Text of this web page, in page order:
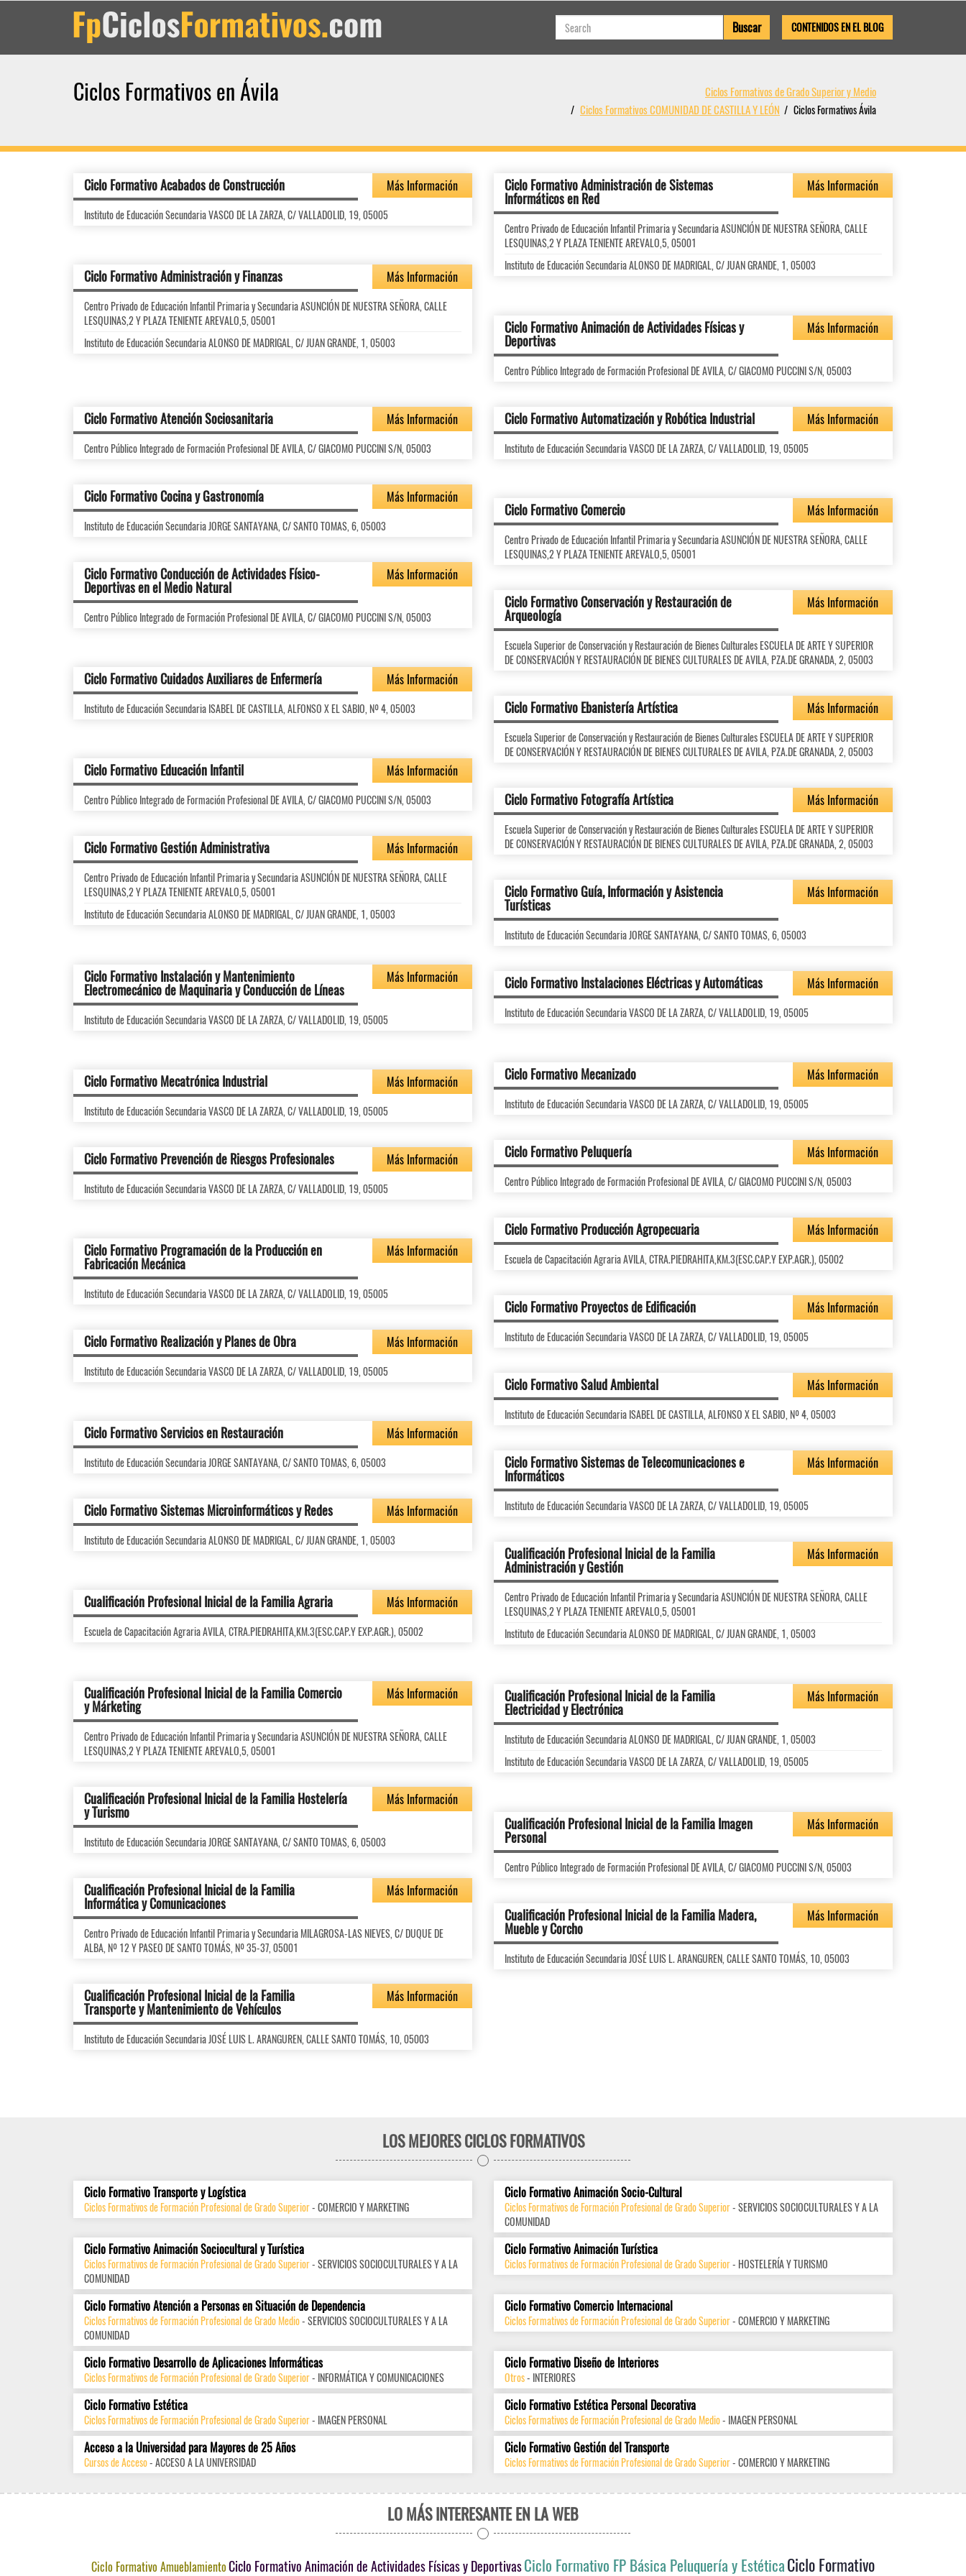
CONTENIDOS EN EL BLOG
Ciclos Formativos en Ávila
Ciclos Formativos de Grado Superior y Medio
Ciclos Formativos COMUNIDAD DE CASTILLA Y LEÓN
Ciclos Formativos Ávila
Ciclo Formativo Acabados de Construcción Más Información
Instituto de Educación Secundaria VASCO DE LA ZARZA, C/ VALLADOLID, 19, 05005
Ciclo Formativo Administración de Sistemas
Informáticos en Red
Más Información
Centro Privado de Educación Infantil Primaria y Secundaria ASUNCIÓN DE NUESTRA SEÑORA, CALLE
LESQUINAS,2 Y PLAZA TENIENTE AREVALO,5, 05001
Instituto de Educación Secundaria ALONSO DE MADRIGAL, C/ JUAN GRANDE, 1, 05003
Ciclo Formativo Administración y Finanzas Más Información
Centro Privado de Educación Infantil Primaria y Secundaria ASUNCIÓN DE NUESTRA SEÑORA, CALLE
LESQUINAS,2 Y PLAZA TENIENTE AREVALO,5, 05001
Instituto de Educación Secundaria ALONSO DE MADRIGAL, C/ JUAN GRANDE, 1, 05003
Ciclo Formativo Animación de Actividades Físicas y
Deportivas
Más Información
Centro Público Integrado de Formación Profesional DE AVILA, C/ GIACOMO PUCCINI S/N, 05003
Ciclo Formativo Atención Sociosanitaria Más Información
Centro Público Integrado de Formación Profesional DE AVILA, C/ GIACOMO PUCCINI S/N, 05003
Ciclo Formativo Automatización y Robótica Industrial Más Información
Instituto de Educación Secundaria VASCO DE LA ZARZA, C/ VALLADOLID, 19, 05005
Ciclo Formativo Cocina y Gastronomía Más Información
Instituto de Educación Secundaria JORGE SANTAYANA, C/ SANTO TOMAS, 6, 05003
Ciclo Formativo Comercio Más Información
Centro Privado de Educación Infantil Primaria y Secundaria ASUNCIÓN DE NUESTRA SEÑORA, CALLE
LESQUINAS,2 Y PLAZA TENIENTE AREVALO,5, 05001
Ciclo Formativo Conducción de Actividades Físico-
Deportivas en el Medio Natural
Más Información
Centro Público Integrado de Formación Profesional DE AVILA, C/ GIACOMO PUCCINI S/N, 05003
Ciclo Formativo Conservación y Restauración de
Arqueología
Más Información
Escuela Superior de Conservación y Restauración de Bienes Culturales ESCUELA DE ARTE Y SUPERIOR
DE CONSERVACIÓN Y RESTAURACIÓN DE BIENES CULTURALES DE AVILA, PZA.DE GRANADA, 2, 05003
Ciclo Formativo Cuidados Auxiliares de Enfermería Más Información
Instituto de Educación Secundaria ISABEL DE CASTILLA, ALFONSO X EL SABIO, Nº 4, 05003 Ciclo Formativo Ebanistería Artística Más Información
Escuela Superior de Conservación y Restauración de Bienes Culturales ESCUELA DE ARTE Y SUPERIOR
DE CONSERVACIÓN Y RESTAURACIÓN DE BIENES CULTURALES DE AVILA, PZA.DE GRANADA, 2, 05003
Ciclo Formativo Educación Infantil Más Información
Centro Público Integrado de Formación Profesional DE AVILA, C/ GIACOMO PUCCINI S/N, 05003 Ciclo Formativo Fotografía Artística Más Información
Escuela Superior de Conservación y Restauración de Bienes Culturales ESCUELA DE ARTE Y SUPERIOR
DE CONSERVACIÓN Y RESTAURACIÓN DE BIENES CULTURALES DE AVILA, PZA.DE GRANADA, 2, 05003
Ciclo Formativo Gestión Administrativa Más Información
Centro Privado de Educación Infantil Primaria y Secundaria ASUNCIÓN DE NUESTRA SEÑORA, CALLE
LESQUINAS,2 Y PLAZA TENIENTE AREVALO,5, 05001
Instituto de Educación Secundaria ALONSO DE MADRIGAL, C/ JUAN GRANDE, 1, 05003
Ciclo Formativo Guía, Información y Asistencia
Turísticas
Más Información
Instituto de Educación Secundaria JORGE SANTAYANA, C/ SANTO TOMAS, 6, 05003
Ciclo Formativo Instalación y Mantenimiento
Electromecánico de Maquinaria y Conducción de Líneas
Más Información
Instituto de Educación Secundaria VASCO DE LA ZARZA, C/ VALLADOLID, 19, 05005
Ciclo Formativo Instalaciones Eléctricas y Automáticas Más Información
Instituto de Educación Secundaria VASCO DE LA ZARZA, C/ VALLADOLID, 19, 05005
Ciclo Formativo Mecanizado Más Información
Instituto de Educación Secundaria VASCO DE LA ZARZA, C/ VALLADOLID, 19, 05005
Ciclo Formativo Mecatrónica Industrial Más Información
Instituto de Educación Secundaria VASCO DE LA ZARZA, C/ VALLADOLID, 19, 05005
Ciclo Formativo Peluquería Más Información
Centro Público Integrado de Formación Profesional DE AVILA, C/ GIACOMO PUCCINI S/N, 05003
Ciclo Formativo Prevención de Riesgos Profesionales Más Información
Instituto de Educación Secundaria VASCO DE LA ZARZA, C/ VALLADOLID, 19, 05005
Ciclo Formativo Producción Agropecuaria Más Información
Escuela de Capacitación Agraria AVILA, CTRA.PIEDRAHITA,KM.3(ESC.CAP.Y EXP.AGR.), 05002
Ciclo Formativo Programación de la Producción en
Fabricación Mecánica
Más Información
Instituto de Educación Secundaria VASCO DE LA ZARZA, C/ VALLADOLID, 19, 05005
Ciclo Formativo Proyectos de Edificación Más Información
Instituto de Educación Secundaria VASCO DE LA ZARZA, C/ VALLADOLID, 19, 05005
Ciclo Formativo Realización y Planes de Obra Más Información
Instituto de Educación Secundaria VASCO DE LA ZARZA, C/ VALLADOLID, 19, 05005
Ciclo Formativo Salud Ambiental Más Información
Instituto de Educación Secundaria ISABEL DE CASTILLA, ALFONSO X EL SABIO, Nº 4, 05003
Ciclo Formativo Servicios en Restauración Más Información
Instituto de Educación Secundaria JORGE SANTAYANA, C/ SANTO TOMAS, 6, 05003 Ciclo Formativo Sistemas de Telecomunicaciones e
Informáticos
Más Información
Instituto de Educación Secundaria VASCO DE LA ZARZA, C/ VALLADOLID, 19, 05005
Ciclo Formativo Sistemas Microinformáticos y Redes Más Información
Instituto de Educación Secundaria ALONSO DE MADRIGAL, C/ JUAN GRANDE, 1, 05003
Cualificación Profesional Inicial de la Familia
Administración y Gestión
Más Información
Centro Privado de Educación Infantil Primaria y Secundaria ASUNCIÓN DE NUESTRA SEÑORA, CALLE
LESQUINAS,2 Y PLAZA TENIENTE AREVALO,5, 05001
Instituto de Educación Secundaria ALONSO DE MADRIGAL, C/ JUAN GRANDE, 1, 05003
Cualificación Profesional Inicial de la Familia Agraria Más Información
Escuela de Capacitación Agraria AVILA, CTRA.PIEDRAHITA,KM.3(ESC.CAP.Y EXP.AGR.), 05002
Cualificación Profesional Inicial de la Familia Comercio
y Márketing
Más Información
Centro Privado de Educación Infantil Primaria y Secundaria ASUNCIÓN DE NUESTRA SEÑORA, CALLE
LESQUINAS,2 Y PLAZA TENIENTE AREVALO,5, 05001
Cualificación Profesional Inicial de la Familia
Electricidad y Electrónica
Más Información
Instituto de Educación Secundaria ALONSO DE MADRIGAL, C/ JUAN GRANDE, 1, 05003
Instituto de Educación Secundaria VASCO DE LA ZARZA, C/ VALLADOLID, 19, 05005
Cualificación Profesional Inicial de la Familia Hostelería
y Turismo
Más Información
Instituto de Educación Secundaria JORGE SANTAYANA, C/ SANTO TOMAS, 6, 05003
Cualificación Profesional Inicial de la Familia Imagen
Personal
Más Información
Centro Público Integrado de Formación Profesional DE AVILA, C/ GIACOMO PUCCINI S/N, 05003
Cualificación Profesional Inicial de la Familia
Informática y Comunicaciones
Más Información
Centro Privado de Educación Infantil Primaria y Secundaria MILAGROSA-LAS NIEVES, C/ DUQUE DE
ALBA, Nº 12 Y PASEO DE SANTO TOMÁS, Nº 35-37, 05001
Cualificación Profesional Inicial de la Familia Madera,
Mueble y Corcho
Más Información
Instituto de Educación Secundaria JOSÉ LUIS L. ARANGUREN, CALLE SANTO TOMÁS, 10, 05003
Cualificación Profesional Inicial de la Familia
Transporte y Mantenimiento de Vehículos
Más Información
Instituto de Educación Secundaria JOSÉ LUIS L. ARANGUREN, CALLE SANTO TOMÁS, 10, 05003
LOS MEJORES CICLOS FORMATIVOS
Ciclo Formativo Transporte y Logística
Ciclos Formativos de Formación Profesional de Grado Superior- COMERCIO Y MARKETING
Ciclo Formativo Animación Socio-Cultural
Ciclos Formativos de Formación Profesional de Grado Superior- SERVICIOS SOCIOCULTURALES Y A LA
COMUNIDAD
Ciclo Formativo Animación Sociocultural y Turística
Ciclos Formativos de Formación Profesional de Grado Superior- SERVICIOS SOCIOCULTURALES Y A LA
COMUNIDAD
Ciclo Formativo Animación Turística
Ciclos Formativos de Formación Profesional de Grado Superior- HOSTELERÍA Y TURISMO
Ciclo Formativo Atención a Personas en Situación de Dependencia
Ciclos Formativos de Formación Profesional de Grado Medio- SERVICIOS SOCIOCULTURALES Y A LA
COMUNIDAD
Ciclo Formativo Comercio Internacional
Ciclos Formativos de Formación Profesional de Grado Superior- COMERCIO Y MARKETING
Ciclo Formativo Desarrollo de Aplicaciones Informáticas
Ciclos Formativos de Formación Profesional de Grado Superior- INFORMÁTICA Y COMUNICACIONES
Ciclo Formativo Diseño de Interiores
Otros- INTERIORES
Ciclo Formativo Estética
Ciclos Formativos de Formación Profesional de Grado Superior- IMAGEN PERSONAL
Ciclo Formativo Estética Personal Decorativa
Ciclos Formativos de Formación Profesional de Grado Medio- IMAGEN PERSONAL
Acceso a la Universidad para Mayores de 25 Años
Cursos de Acceso- ACCESO A LA UNIVERSIDAD
Ciclo Formativo Gestión del Transporte
Ciclos Formativos de Formación Profesional de Grado Superior- COMERCIO Y MARKETING
LO MÁS INTERESANTE EN LA WEB
Ciclo Formativo AmueblamientoCiclo Formativo Animación de Actividades Físicas y DeportivasCiclo Formativo FP Básica Peluquería y EstéticaCiclo Formativo